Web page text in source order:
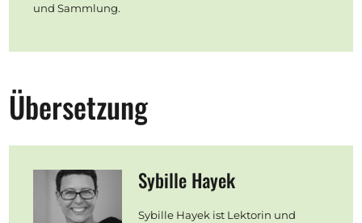
und Sammlung.
Übersetzung
Sybille Hayek
Sybille Hayek ist Lektorin und